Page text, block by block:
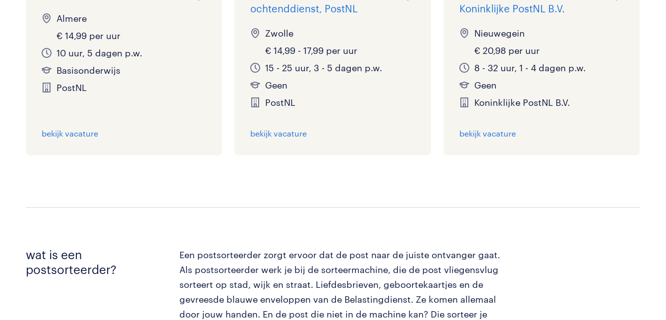
Almere
€ 14,99 per uur
10 uur, 5 dagen p.w.
Basisonderwijs
PostNL
bekijk vacature
ochtenddienst, PostNL
Zwolle
€ 14,99 - 17,99 per uur
15 - 25 uur, 3 - 5 dagen p.w.
Geen
PostNL
bekijk vacature
Koninklijke PostNL B.V.
Nieuwegein
€ 20,98 per uur
8 - 32 uur, 1 - 4 dagen p.w.
Geen
Koninklijke PostNL B.V.
bekijk vacature
wat is een
postsorteerder?
Een postsorteerder zorgt ervoor dat de post naar de juiste ontvanger gaat.
Als postsorteerder werk je bij de sorteermachine, die de post vliegensvlug
sorteert op stad, wijk en straat. Liefdesbrieven, geboortekaartjes en de
gevreesde blauwe enveloppen van de Belastingdienst. Ze komen allemaal
door jouw handen. En de post die niet in de machine kan? Die sorteer je